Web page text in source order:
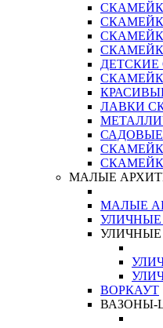
ЛАВКИ
МАЛЫЕ
МАЛЫЕ
ВОРКАУТ
ВАЗОНЫ-